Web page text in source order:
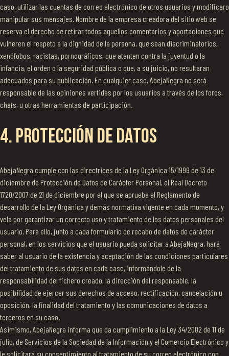
caso, utilizar las cuentas de correo electrónico de otros usuarios y modificaro
manipular sus mensajes. Nombre de la empresa creadora del sitio web se
reserva el derecho de retirar todos aquellos comentarios y aportaciones que
vulneren el respeto a la dignidad de la persona, que sean discriminatorios,
xenófobos, racistas, pornográficos, que atenten contra la juventud o la
infancia, el orden o la seguridad pública o que, a su juicio, no resultaran
adecuados para su publicación. En cualquier caso, AbejaNegra no será
responsable de las opiniones vertidas por los usuarios a través de los foros,
chats, u otras herramientas de participación.
4. PROTECCIÓN DE DATOS
AbejaNegra cumple con las directrices de la Ley Orgánica 15/1999 de 13 de
diciembre de Protección de Datos de Carácter Personal, el Real Decreto
1720/2007 de 21 de diciembre por el que se aprueba el Reglamento de
desarrollo de la Ley Orgánica y demás normativa vigente en cada momento, y
vela por garantizar un correcto uso y tratamiento de los datos personales del
usuario. Para ello, junto a cada formulario de recabo de datos de carácter
personal, en los servicios que el usuario pueda solicitar a AbejaNegra, hará
saber al usuario de la existencia y aceptación de las condiciones particulares
del tratamiento de sus datos en cada caso, informándole de la
responsabilidad del fichero creado, la dirección del responsable, la
posibilidad de ejercer sus derechos de acceso, rectificación, cancelación u
oposición, la finalidad del tratamiento y las comunicaciones de datos a
terceros en su caso.
Asimismo, AbejaNegra informa que da cumplimiento a la Ley 34/2002 de 11 de
julio, de Servicios de la Sociedad de la Información y el Comercio Electrónico y
le solicitará su consentimiento al tratamiento de su correo electrónico con